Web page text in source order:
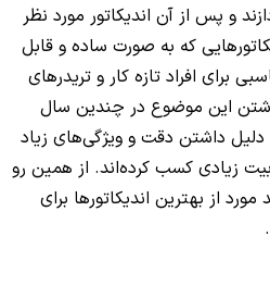
و پس از آن اندیکاتور مورد نظر
که به صورت ساده و قابل
برای افراد تازه کار و تریدرهای
این موضوع در چندین سال
دلیل داشتن دقت و ویژگی‌های زیاد
زیادی کسب کرده‌اند. از همین رو
از بهترین اندیکاتورها برای